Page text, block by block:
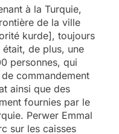
à la Turquie,
de la ville
kurde], toujours
était, de plus, une
personnes, qui
commandement
ainsi que des
fournies par le
Perwer Emmal
sur les caisses